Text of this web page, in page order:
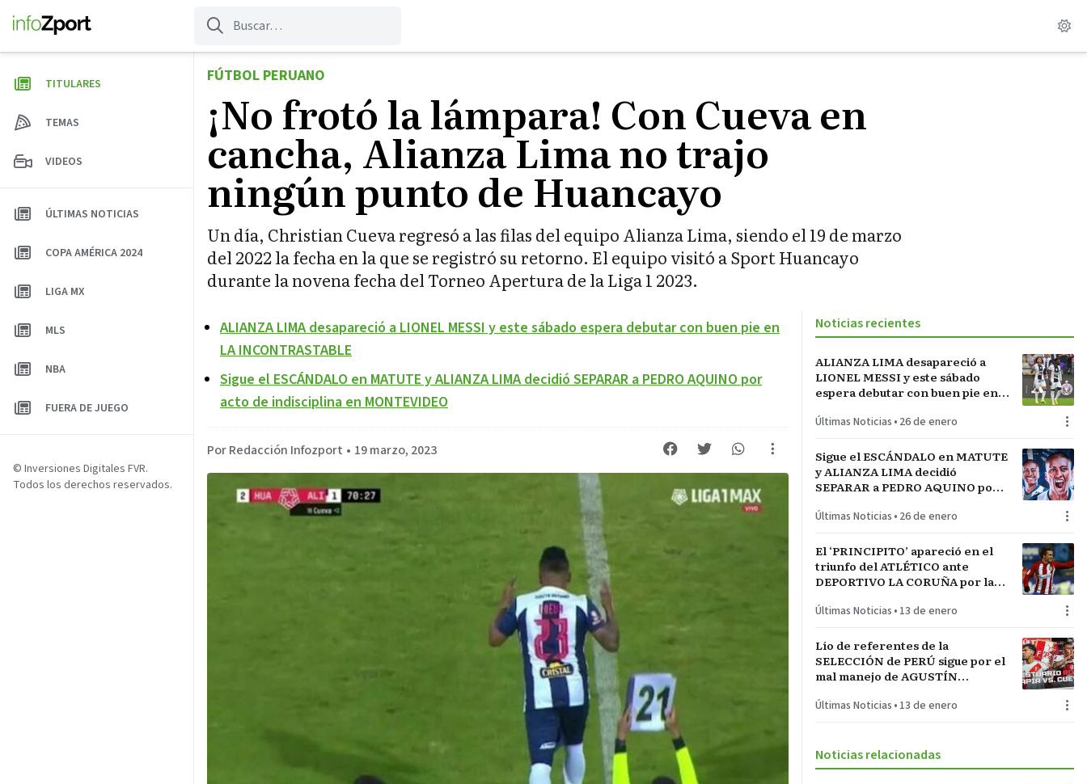
contenido
FÚTBOL PERUANO
¡No frotó la lámpara! Con Cueva en
cancha, Alianza Lima no trajo
ningún punto de Huancayo
Un día, Christian Cueva regresó a las filas del equipo Alianza Lima, siendo el 19 de marzo
del 2022 la fecha en la que se registró su retorno. El equipo visitó a Sport Huancayo
durante la novena fecha del Torneo Apertura de la Liga 1 2023.
ALIANZA LIMA desapareció a LIONEL MESSI y este sábado espera debutar con buen pie en
LA INCONTRASTABLE
Sigue el ESCÁNDALO en MATUTE y ALIANZA LIMA decidió SEPARAR a PEDRO AQUINO por
acto de indisciplina en MONTEVIDEO
Por Redacción Infozport • 19 marzo, 2023
Noticias recientes
ALIANZA LIMA desapareció a
LIONEL MESSI y este sábado
espera debutar con buen pie en
Últimas Noticias • 26 de enero
Sigue el ESCÁNDALO en MATUTE
y ALIANZA LIMA decidió
SEPARAR a PEDRO AQUINO por
MONTEVIDEO
Últimas Noticias • 26 de enero
El ‘PRINCIPITO’ apareció en el
triunfo del ATLÉTICO ante
DEPORTIVO LA CORUÑA por la
Últimas Noticias • 13 de enero
Lío de referentes de la
SELECCIÓN de PERÚ sigue por el
mal manejo de AGUSTÍN
FEDERACIÓN PERUANA de
Últimas Noticias • 13 de enero
Noticias relacionadas
TITULARES
TEMAS
VIDEOS
ÚLTIMAS NOTICIAS
COPA AMÉRICA 2024
LIGA MX
MLS
NBA
FUERA DE JUEGO
© Inversiones Digitales FVR.
Todos los derechos reservados.